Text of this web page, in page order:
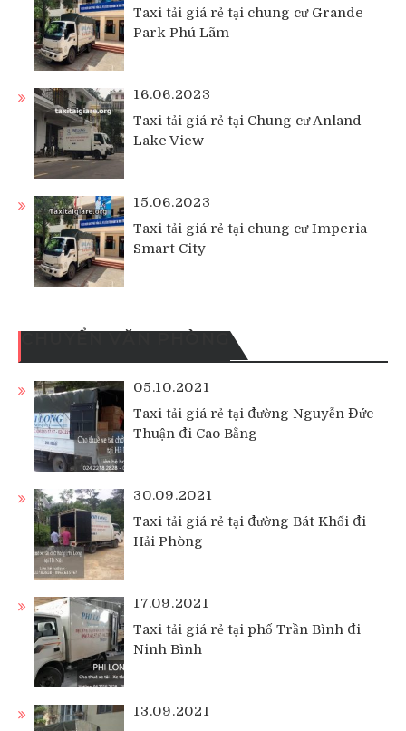
Taxi tải giá rẻ tại chung cư Grande
Park Phú Lãm
16.06.2023
Taxi tải giá rẻ tại Chung cư Anland
Lake View
15.06.2023
Taxi tải giá rẻ tại chung cư Imperia
Smart City
05.10.2021
Taxi tải giá rẻ tại đường Nguyễn Đức
Thuận đi Cao Bằng
30.09.2021
Taxi tải giá rẻ tại đường Bát Khối đi
Hải Phòng
17.09.2021
Taxi tải giá rẻ tại phố Trần Bình đi
Ninh Bình
13.09.2021